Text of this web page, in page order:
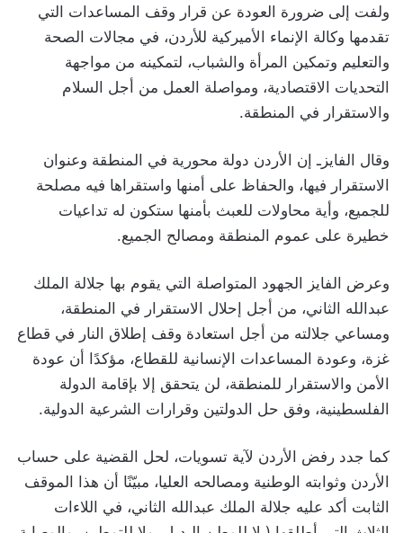
ولفت إلى ضرورة العودة عن قرار وقف المساعدات التي
تقدمها وكالة الإنماء الأميركية للأردن، في مجالات الصحة
والتعليم وتمكين المرأة والشباب، لتمكينه من مواجهة
التحديات الاقتصادية، ومواصلة العمل من أجل السلام
والاستقرار في المنطقة.
وقال الفايزـ إن الأردن دولة محورية في المنطقة وعنوان
الاستقرار فيها، والحفاظ على أمنها واستقراها فيه مصلحة
للجميع، وأية محاولات للعبث بأمنها ستكون له تداعيات
خطيرة على عموم المنطقة ومصالح الجميع.
وعرض الفايز الجهود المتواصلة التي يقوم بها جلالة الملك
عبدالله الثاني، من أجل إحلال الاستقرار في المنطقة،
ومساعي جلالته من أجل استعادة وقف إطلاق النار في قطاع
غزة، وعودة المساعدات الإنسانية للقطاع، مؤكدًا أن عودة
الأمن والاستقرار للمنطقة، لن يتحقق إلا بإقامة الدولة
الفلسطينية، وفق حل الدولتين وقرارات الشرعية الدولية.
كما جدد رفض الأردن لآية تسويات، لحل القضية على حساب
الأردن وثوابته الوطنية ومصالحه العليا، مبيّنًا أن هذا الموقف
الثابت أكد عليه جلالة الملك عبدالله الثاني، في اللاءات